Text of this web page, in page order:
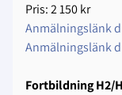
Pris: 2 150 kr
Anmälningslänk
Anmälningslänk
Fortbildning H2/